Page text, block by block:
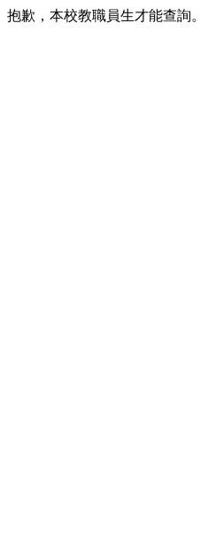
抱歉，本校教職員生才能查詢。